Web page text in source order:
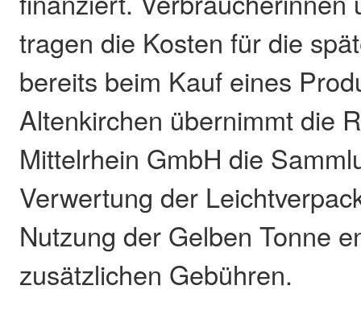
tragen die Kosten für die
bereits beim Kauf eines
Altenkirchen übernimmt die
Mittelrhein GmbH die
Verwertung der
Nutzung der Gelben Tonne
zusätzlichen Gebühren.